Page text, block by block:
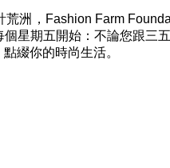
洲，Fashion Farm
星期五開始：不論您跟三
綴你的時尚生活。